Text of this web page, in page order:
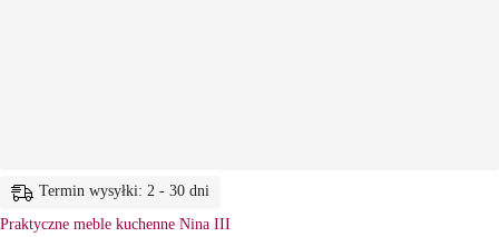
Termin wysyłki: 2 - 30 dni
Praktyczne meble kuchenne Nina III